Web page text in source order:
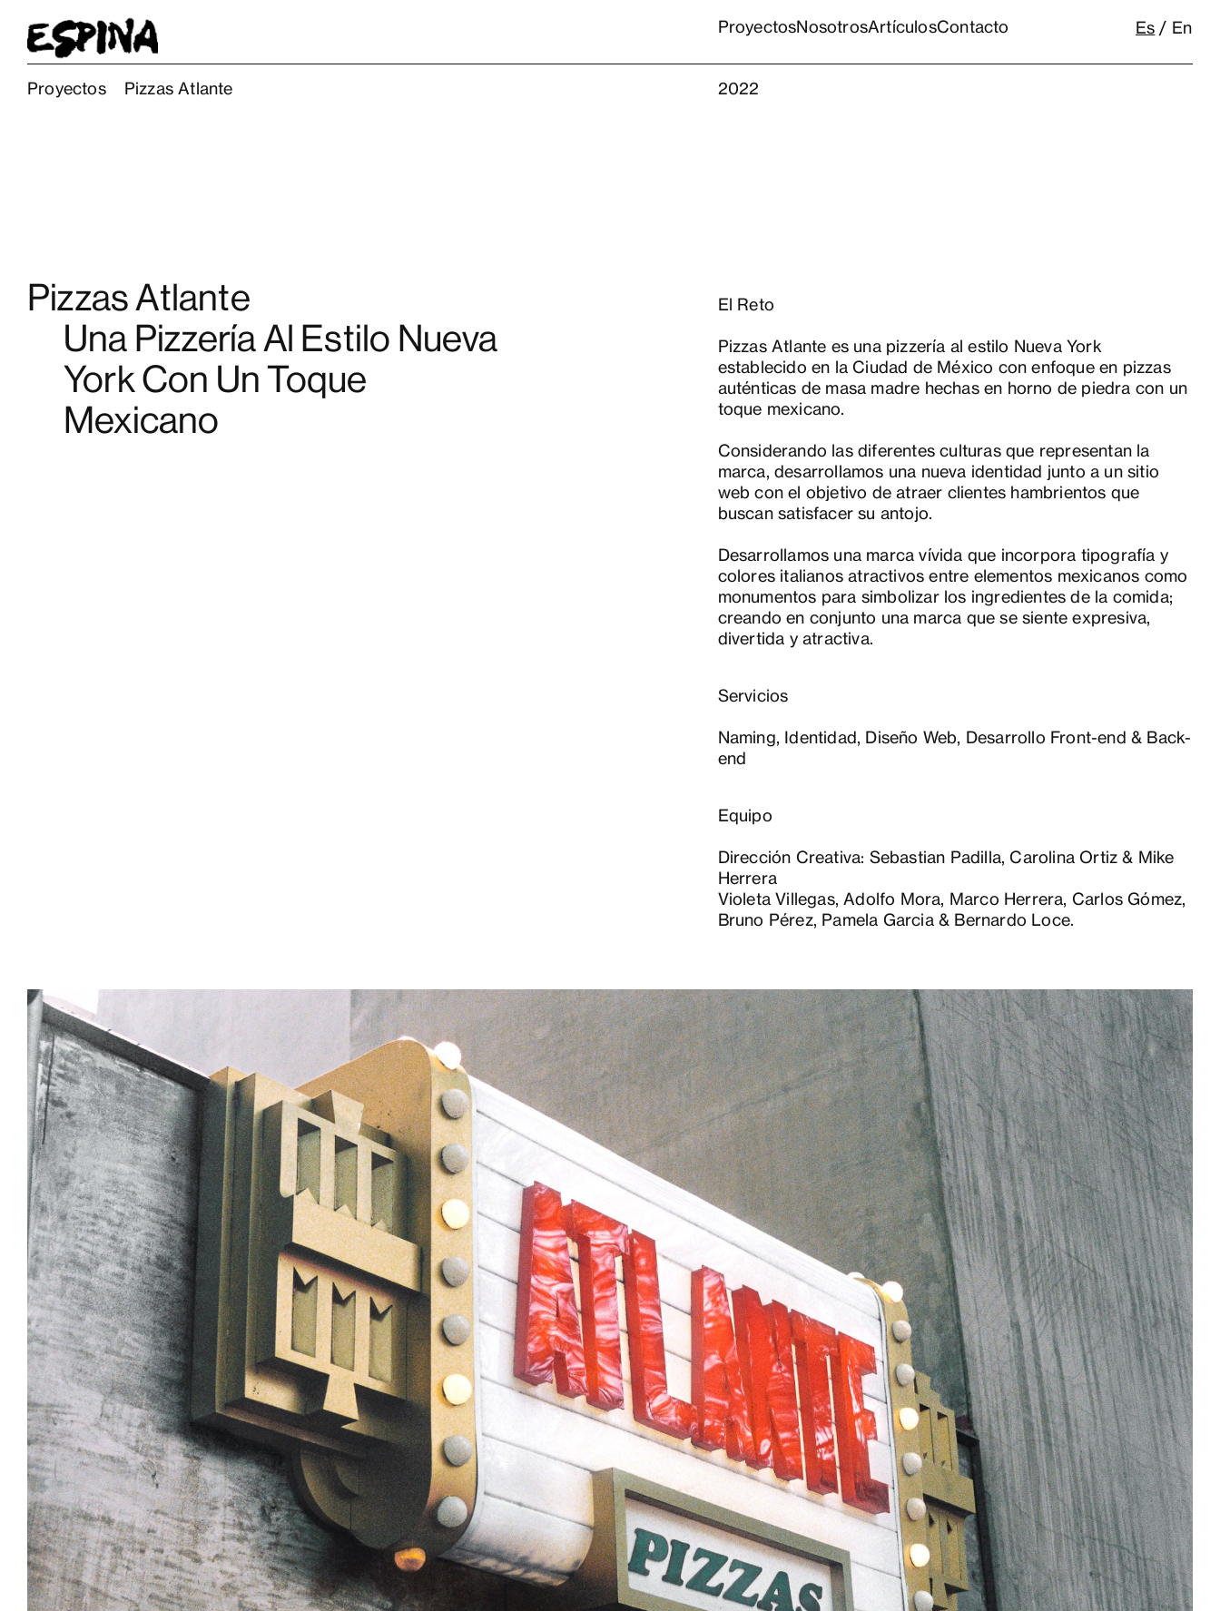
ProyectosNosotrosArtículosContacto Es En
Proyectos Pizzas Atlante 2022
Pizzas Atlante
Una Pizzería Al Estilo Nueva
York Con Un Toque
Mexicano
El Reto
Pizzas Atlante es una pizzería al estilo Nueva York
establecido en la Ciudad de México con enfoque en pizzas
auténticas de masa madre hechas en horno de piedra con un
toque mexicano.
Considerando las diferentes culturas que representan la
marca, desarrollamos una nueva identidad junto a un sitio
web con el objetivo de atraer clientes hambrientos que
buscan satisfacer su antojo.
Desarrollamos una marca vívida que incorpora tipografía y
colores italianos atractivos entre elementos mexicanos como
monumentos para simbolizar los ingredientes de la comida;
creando en conjunto una marca que se siente expresiva,
divertida y atractiva.
Servicios
Naming, Identidad, Diseño Web, Desarrollo Front-end & Back-
end
Equipo
Dirección Creativa: Sebastian Padilla, Carolina Ortiz & Mike
Herrera
Violeta Villegas, Adolfo Mora, Marco Herrera, Carlos Gómez,
Bruno Pérez, Pamela Garcia & Bernardo Loce.